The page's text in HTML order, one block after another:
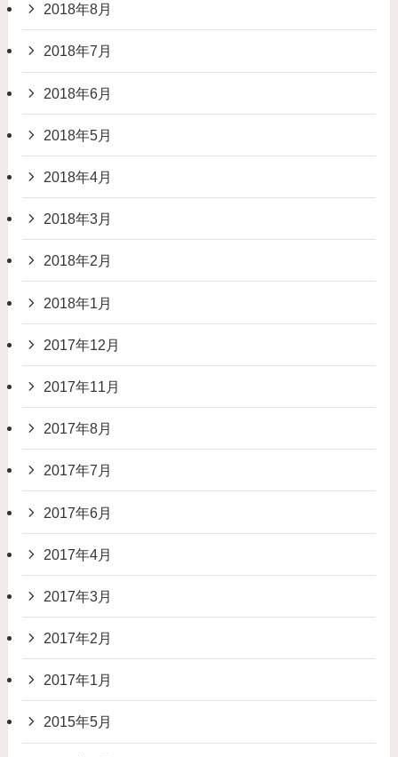
2018年8月
2018年7月
2018年6月
2018年5月
2018年4月
2018年3月
2018年2月
2018年1月
2017年12月
2017年11月
2017年8月
2017年7月
2017年6月
2017年4月
2017年3月
2017年2月
2017年1月
2015年5月